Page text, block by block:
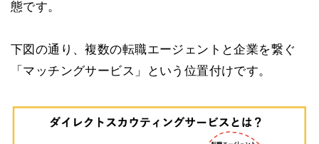
態です。
下図の通り、複数の転職エージェントと企業を繋ぐ
「マッチングサービス」という位置付けです。